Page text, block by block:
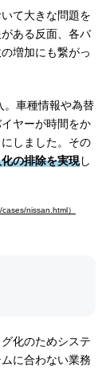
て大きな問題を
ある反面、各バ
増加にも繋がっ
。車種情報や為替
ヤーが時間をか
しました。その
の排除を実現し
nissan.html）
化のためシステ
に合わない業務